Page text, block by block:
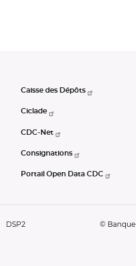
Caisse des Dépôts
Ciclade
CDC-Net
Consignations
Portail Open Data CDC
DSP2
© Banque